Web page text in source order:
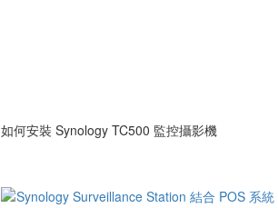
如何安裝 Synology TC500 監控攝影機